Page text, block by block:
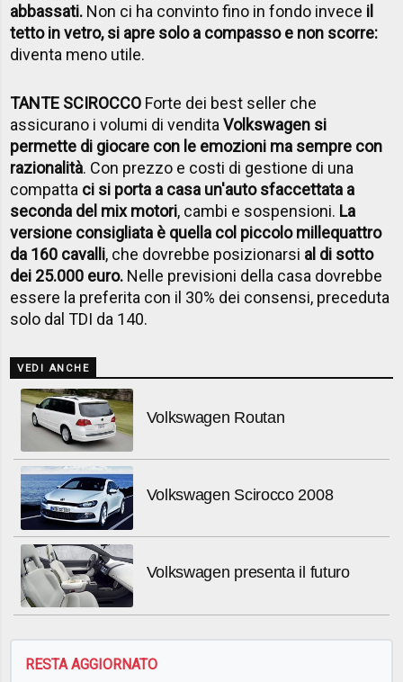
abbassati. Non ci ha convinto fino in fondo invece il
tetto in vetro, si apre solo a compasso e non scorre:
diventa meno utile.
TANTE SCIROCCO Forte dei best seller che
assicurano i volumi di venditaVolkswagen si
permette di giocare con le emozioni ma sempre con
razionalità. Con prezzo e costi di gestione di una
compatta ci si porta a casa un'auto sfaccettata a
seconda del mix motori, cambi e sospensioni. La
versione consigliata è quella col piccolo millequattro
da 160 cavalli, che dovrebbe posizionarsi al di sotto
dei 25.000 euro. Nelle previsioni della casa dovrebbe
essere la preferita con il 30% dei consensi, preceduta
solo dal TDI da 140.
VEDI ANCHE
Volkswagen Routan
Volkswagen Scirocco 2008
Volkswagen presenta il futuro
RESTA AGGIORNATO